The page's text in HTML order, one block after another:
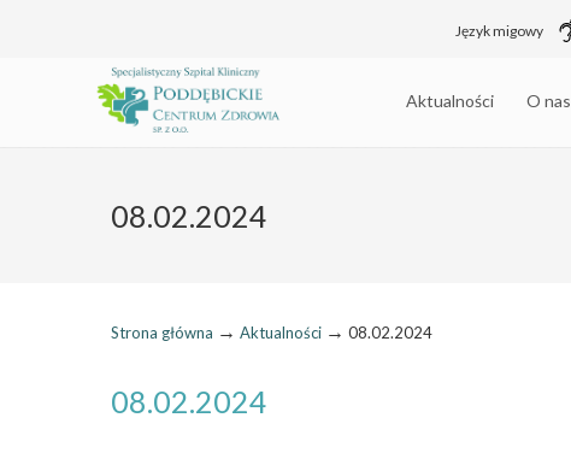
Język migowy
Aktualności O nas
08.02.2024
Strona główna → Aktualności → 08.02.2024
08.02.2024